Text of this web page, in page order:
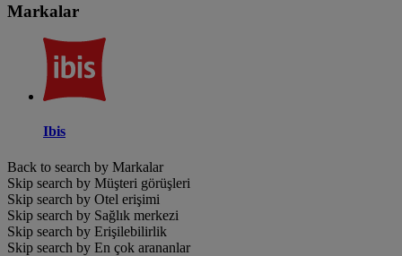
Markalar
Ibis
Back to search by Markalar
Skip search by Müşteri görüşleri
Skip search by Otel erişimi
Skip search by Sağlık merkezi
Skip search by Erişilebilirlik
Skip search by En çok arananlar